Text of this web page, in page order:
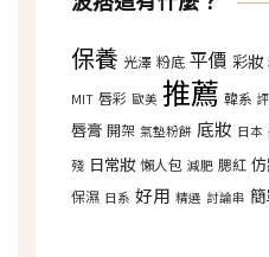
保養 光澤 粉底 平價 彩妝
MIT 唇彩 歐美 推薦 韓系
唇膏 開架 氣墊粉餅 底妝 日本
殘 日常妝 懶人包 減肥 腮紅
保濕 日系 好用 精選 討論串